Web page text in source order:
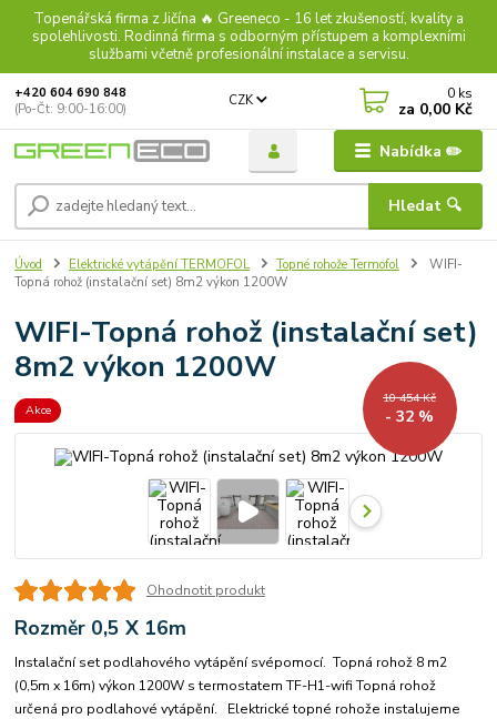
Topenářská firma z Jičína 🔥 Greeneco - 16 let zkušeností, kvality a
spolehlivosti. Rodinná firma s odborným přístupem a komplexními
službami včetně profesionální instalace a servisu.
Nabídka ✏️
CZK
Hledat 🔍
+420 604 690 848
(Po-Čt: 9:00-16:00)
0 ks
za 0,00 Kč
Úvod Elektrické vytápění TERMOFOL Topné rohože Termofol
WIFI-
Topná rohož (instalační set) 8m2 výkon 1200W
WIFI-Topná rohož (instalační set)
8m2 výkon 1200W
Akce
10 454 Kč
- 32 %
Ohodnotit produkt
Rozměr 0,5 X 16m
Instalační set podlahového vytápění svépomocí. Topná rohož 8 m2
(0,5m x 16m) výkon 1200W s termostatem TF-H1-wifi Topná rohož
určená pro podlahové vytápění. Elektrické topné rohože instalujeme